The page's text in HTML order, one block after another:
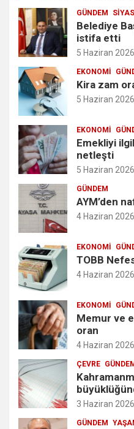
GÜNDEM
Belediye
istifa etti
5 Haziran 2026
EKONOMI
Kira zam
5 Haziran 2026
EKONOMI
Emekliyi
netleşti
5 Haziran 2026
GÜNDEM
AYM’den
4 Haziran 2026
EKONOMI
TOBB
4 Haziran 2026
EKONOMI
Memur ve
oran
4 Haziran 2026
ÇEVRE
3 Haziran 2026
GÜNDEM